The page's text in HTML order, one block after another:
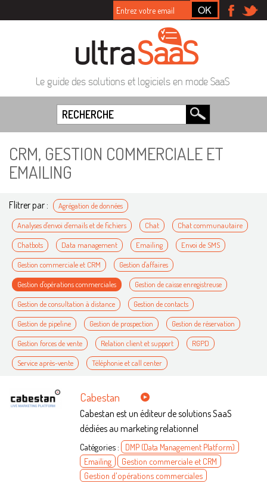
Le guide des solutions et logiciels en mode SaaS
CRM, GESTION COMMERCIALE ET
EMAILING
Flitrer par : Agrégation de données
Analyses d'envoi d'emails et de fichiers Chat Chat communautaire
Chatbots Data management Emailing Envoi de SMS
Gestion commerciale et CRM Gestion d'affaires
Gestion d'opérations commerciales Gestion de caisse enregistreuse
Gestion de consultation à distance Gestion de contacts
Gestion de pipeline Gestion de prospection Gestion de réservation
Gestion forces de vente Relation client et support RGPD
Service après-vente Téléphonie et call center
Cabestan
Cabestan est un éditeur de solutions SaaS
dédiées au marketing relationnel
Catégories :
DMP (Data Management Platform)
Emailing
Gestion commerciale et CRM
Gestion d'opérations commerciales